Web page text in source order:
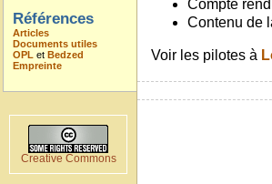
Références
Articles
Documents utiles
OPL et Bedzed
Empreinte
Creative Commons
Compte
Contenu de
Voir les pilotes à